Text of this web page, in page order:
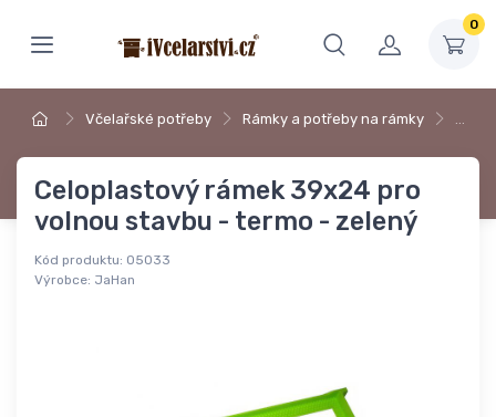
0
Včelařské potřeby Rámky a potřeby na rámky …
Celoplastový rámek 39x24 pro
volnou stavbu - termo - zelený
Kód produktu: 05033
Výrobce: JaHan